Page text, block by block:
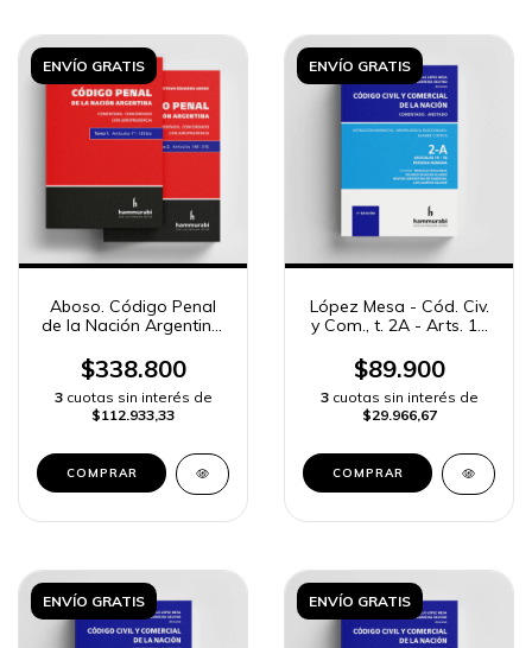
ENVÍO GRATIS
Aboso. Código Penal
de la Nación Argentina.
concordado con
jurisprudencia
$338.800
3 cuotas sin interés de
$112.933,33
COMPRAR
ENVÍO GRATIS
López Mesa - Cód. Civ.
y Com., t. 2A - Arts. 19
$89.900
3 cuotas sin interés de
$29.966,67
COMPRAR
ENVÍO GRATIS ENVÍO GRATIS